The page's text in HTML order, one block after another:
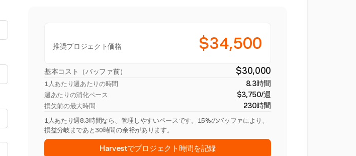
推奨プロジェクト価格 $34,500
基本コスト（バッファ前） $30,000
1人あたり週あたりの時間 8.3時間
週あたりの消化ペース $3,750/週
損失前の最大時間 230時間
1人あたり週8.3時間なら、管理しやすいペースです。15%のバッファにより、
損益分岐まであと30時間の余裕があります。
Harvestでプロジェクト時間を記録